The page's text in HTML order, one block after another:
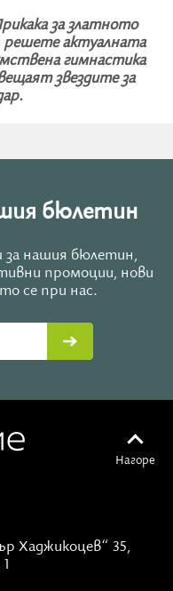
за златното
решете актуалната
гимнастика
звездите за
бюлетин
за нашия бюлетин,
промоции, нови
се при нас.
Нагоре
Хаджикоцев“ 35,